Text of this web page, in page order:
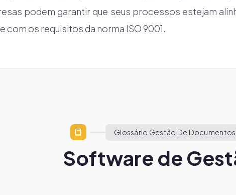
podem garantir que seus processos estejam
os requisitos da norma ISO 9001.
Glossário Gestão De
Software de